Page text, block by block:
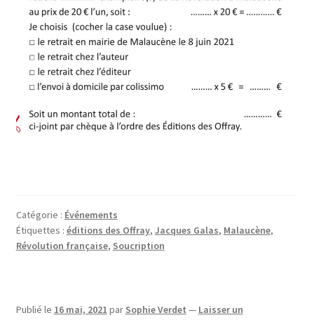
Catégorie : Événements
Étiquettes : éditions des Offray, Jacques Galas, Malaucène,
Révolution française, Soucription
Publié le 16 mai, 2021 par Sophie Verdet — Laisser un